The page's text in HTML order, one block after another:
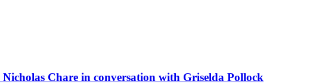
Nicholas Chare in conversation with Griselda Pollock